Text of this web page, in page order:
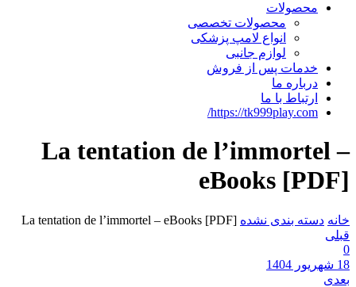
محصولات
محصولات تخصصی
انواع لامپ پزشکی
لوازم جانبی
خدمات پس از فروش
درباره ما
ارتباط با ما
https://tk999play.com/
La tentation de l’immortel –
eBooks [PDF]
خانه دسته بندی نشده La tentation de l’immortel – eBooks [PDF]
قبلی
0
18 شهریور 1404
بعدی